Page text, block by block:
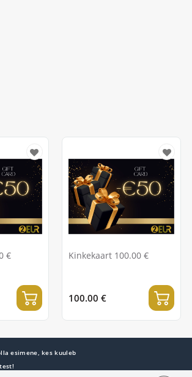
€ Kinkekaart 100.00 €
100.00 €
esimene, kes kuuleb